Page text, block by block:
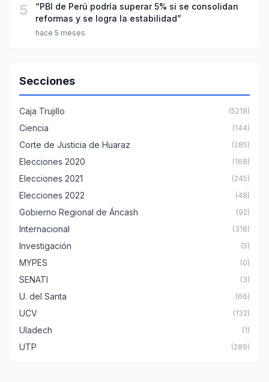
5
“PBI de Perú podría superar 5% si se consolidan
reformas y se logra la estabilidad”
hace 5 meses
Secciones
Caja Trujillo (5218)
Ciencia (144)
Corte de Justicia de Huaraz (285)
Elecciones 2020 (168)
Elecciones 2021 (245)
Elecciones 2022 (48)
Gobierno Regional de Áncash (92)
Internacional (318)
Investigación (5)
MYPES (0)
SENATI (3)
U. del Santa (66)
UCV (132)
Uladech (1)
UTP (289)